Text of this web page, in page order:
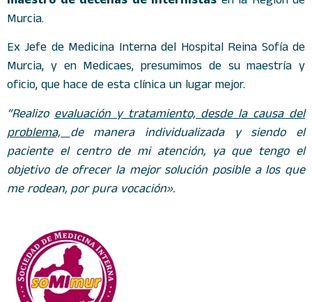
Murcia.
Ex Jefe de Medicina Interna del Hospital Reina Sofía de
Murcia, y en Medicaes, presumimos de su maestría y
oficio, que hace de esta clínica un lugar mejor.
“Realizo evaluación y tratamiento, desde la causa del
problema,de manera individualizada y siendo el
paciente el centro de mi atención, ya que tengo el
objetivo de ofrecer la mejor solución posible a los que
me rodean, por pura vocación».